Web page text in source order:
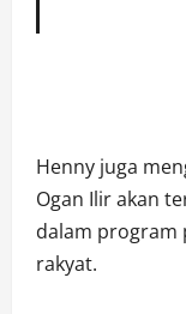
Henny juga
Ogan Ilir akan
dalam program
rakyat.